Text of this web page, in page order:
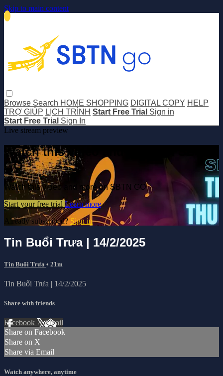
Skip to main content
Browse Search HOME SHOPPING DIGITAL COPY HELP
TRỢ GIÚP LỊCH TRÌNH Start Free Trial Sign in
Start Free Trial Sign In
Live stream preview
Watch this video and more on SBTN
GO
Watch this video and more on SBTN GO
Start your free trial Learn more
Already subscribed? Sign in
Tin Buổi Trưa | 14/2/2025
Tin Buổi Trưa • 21m
Tin Buổi Trưa | 14/2/2025
Share with friends
Facebook XEmail
Share on Facebook
Share on X
Share via Email
Watch anywhere, anytime